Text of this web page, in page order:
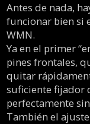
Antes de nada,
funcionar bien si
WMN.
Ya en el primer
pines frontales,
quitar
suficiente fijador
perfectamente
También el